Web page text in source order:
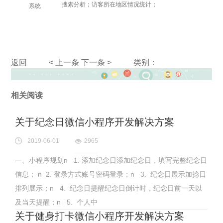
系统 搜索分析；访客所在地区情况统计；
返回 < 上一条 下一条 > 类别：
相关阅读
关于纪念日微信小程序开发解决方案
2019-06-01 2965
一、小程序规划n 1. 添加纪念日添加纪念日，填写完整纪念日
信息； n 2. 登录方式账号密码登录；n 3. 纪念日展示加捻日
排列展示；n 4. 纪念日提醒纪念日倒计时，纪念日前一天以
及当天提醒；n 5. 个人中
关于健身打卡微信小程序开发解决方案